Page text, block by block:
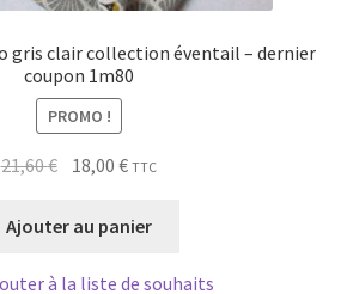
gris clair collection éventail – dernier
coupon 1m80
PROMO !
21,60€ Le
initial
21,60 €.
18,00€Le
actuel
18,00 €.
TTC
Ajouter au panier
à la liste de souhaits